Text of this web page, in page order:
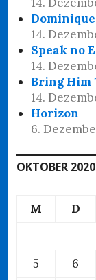
Dominique
14.
Speak no
14.
Bring Him
14.
Horizon
6.
OKTOBER 2020
M D
5
6